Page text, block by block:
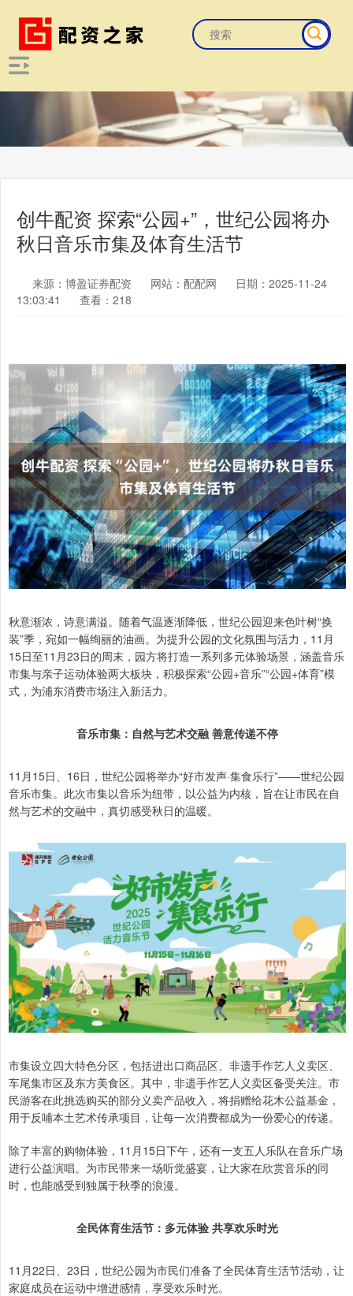
创牛配资 探索“公园+”，世纪公园将办
秋日音乐市集及体育生活节
来源：博盈证券配资 网站：配配网
日期：2025-11-24
13:03:41
查看：218
秋意渐浓，诗意满溢。随着气温逐渐降低，世纪公园迎来色叶树“换
装”季，宛如一幅绚丽的油画。为提升公园的文化氛围与活力，11月
15日至11月23日的周末，园方将打造一系列多元体验场景，涵盖音乐
市集与亲子运动体验两大板块，积极探索“公园+音乐”“公园+体育”模
式，为浦东消费市场注入新活力。
音乐市集：自然与艺术交融 善意传递不停
11月15日、16日，世纪公园将举办“好市发声·集食乐行”——世纪公园
音乐市集。此次市集以音乐为纽带，以公益为内核，旨在让市民在自
然与艺术的交融中，真切感受秋日的温暖。
市集设立四大特色分区，包括进出口商品区、非遗手作艺人义卖区、
车尾集市区及东方美食区。其中，非遗手作艺人义卖区备受关注。市
民游客在此挑选购买的部分义卖产品收入，将捐赠给花木公益基金，
用于反哺本土艺术传承项目，让每一次消费都成为一份爱心的传递。
除了丰富的购物体验，11月15日下午，还有一支五人乐队在音乐广场
进行公益演唱。为市民带来一场听觉盛宴，让大家在欣赏音乐的同
时，也能感受到独属于秋季的浪漫。
全民体育生活节：多元体验 共享欢乐时光
11月22日、23日，世纪公园为市民们准备了全民体育生活节活动，让
家庭成员在运动中增进感情，享受欢乐时光。